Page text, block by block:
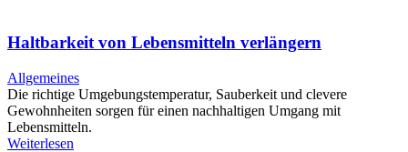
Haltbarkeit von Lebensmitteln verlängern
Allgemeines
Die richtige Umgebungstemperatur, Sauberkeit und clevere
Gewohnheiten sorgen für einen nachhaltigen Umgang mit
Lebensmitteln.
Weiterlesen